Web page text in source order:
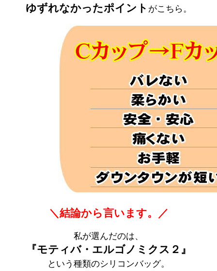
ゆずれなかったポイント がこちら。
＼結論から言います。／
私が選んだのは、
『モティバ・エルゴノミクス２』
という種類のシリコンバッグ。